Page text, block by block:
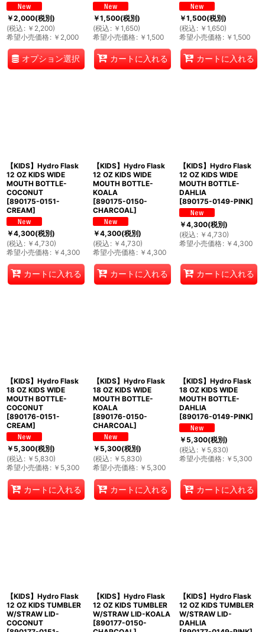
￥2,000(税別)
(税込 : ￥ 2,200)
希望小売価格: ￥ 2,000
オプション選択
￥1,500(税別)
(税込 : ￥ 1,650)
希望小売価格: ￥ 1,500
カートに入れる
￥1,500(税別)
(税込 : ￥ 1,650)
希望小売価格: ￥ 1,500
カートに入れる
【KIDS】Hydro Flask
12 OZ KIDS WIDE
MOUTH BOTTLE-
COCONUT
[890175-0151-
CREAM]
￥4,300(税別)
(税込 : ￥ 4,730)
希望小売価格: ￥ 4,300
カートに入れる
【KIDS】Hydro Flask
12 OZ KIDS WIDE
MOUTH BOTTLE-
KOALA
[890175-0150-
CHARCOAL]
￥4,300(税別)
(税込 : ￥ 4,730)
希望小売価格: ￥ 4,300
カートに入れる
【KIDS】Hydro Flask
12 OZ KIDS WIDE
MOUTH BOTTLE-
DAHLIA
[890175-0149-PINK]
￥4,300(税別)
(税込 : ￥ 4,730)
希望小売価格: ￥ 4,300
カートに入れる
【KIDS】Hydro Flask
18 OZ KIDS WIDE
MOUTH BOTTLE-
COCONUT
[890176-0151-
CREAM]
￥5,300(税別)
(税込 : ￥ 5,830)
希望小売価格: ￥ 5,300
カートに入れる
【KIDS】Hydro Flask
18 OZ KIDS WIDE
MOUTH BOTTLE-
KOALA
[890176-0150-
CHARCOAL]
￥5,300(税別)
(税込 : ￥ 5,830)
希望小売価格: ￥ 5,300
カートに入れる
【KIDS】Hydro Flask
18 OZ KIDS WIDE
MOUTH BOTTLE-
DAHLIA
[890176-0149-PINK]
￥5,300(税別)
(税込 : ￥ 5,830)
希望小売価格: ￥ 5,300
カートに入れる
【KIDS】Hydro Flask
12 OZ KIDS TUMBLER
W/STRAW LID-
COCONUT
【KIDS】Hydro Flask
12 OZ KIDS TUMBLER
W/STRAW LID-KOALA
[890177-0150-
【KIDS】Hydro Flask
12 OZ KIDS TUMBLER
W/STRAW LID-
DAHLIA